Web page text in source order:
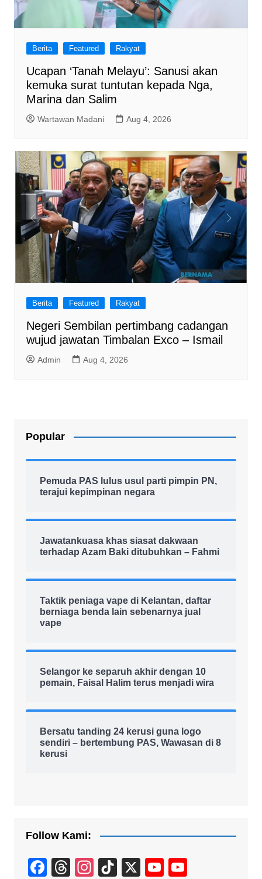
Berita Featured Rakyat
Ucapan ‘Tanah Melayu’: Sanusi akan
kemuka surat tuntutan kepada Nga,
Marina dan Salim
Wartawan Madani Aug 4, 2026
Berita Featured Rakyat
Negeri Sembilan pertimbang cadangan
wujud jawatan Timbalan Exco – Ismail
Admin Aug 4, 2026
Popular
Pemuda PAS lulus usul parti pimpin PN,
terajui kepimpinan negara
Jawatankuasa khas siasat dakwaan
terhadap Azam Baki ditubuhkan – Fahmi
Taktik peniaga vape di Kelantan, daftar
berniaga benda lain sebenarnya jual
vape
Selangor ke separuh akhir dengan 10
pemain, Faisal Halim terus menjadi wira
Bersatu tanding 24 kerusi guna logo
sendiri – bertembung PAS, Wawasan di 8
kerusi
Follow Kami:
F T In Ti X Y Y